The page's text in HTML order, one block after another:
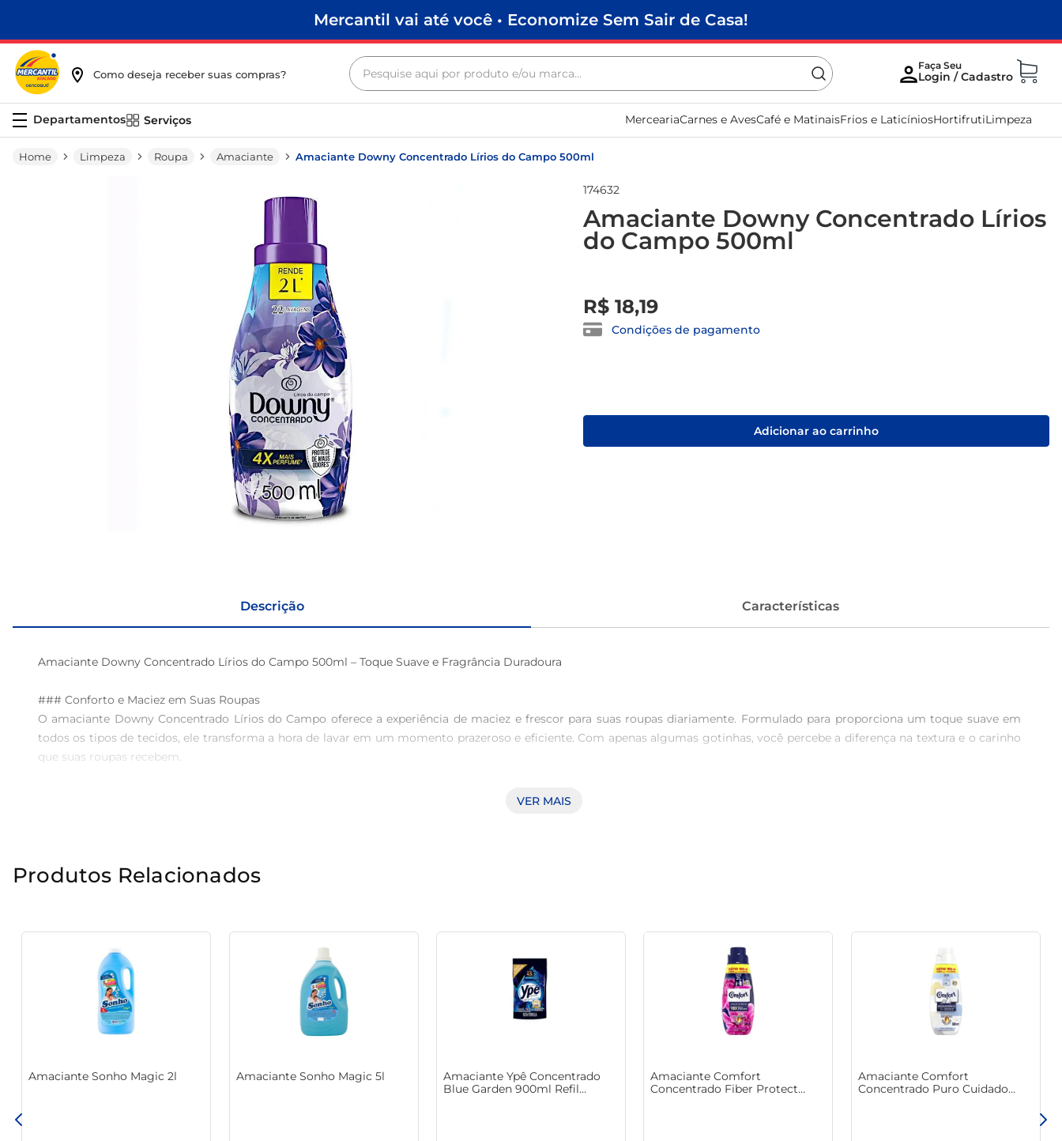
Mercantil vai até você • Economize Sem Sair de Casa!
Como deseja receber suas compras?
Pesquise aqui por produto e/ou marca...
Serviços MerceariaCarnes e AvesCafé e MatinaisFrios e LaticíniosHortifrutiLimpeza
Limpeza Roupa Amaciante Amaciante Downy Concentrado Lírios do Campo 500ml
174632
Amaciante Downy Concentrado Lírios
do Campo 500ml
R$ 18,19
Condições de pagamento
Adicionar ao carrinho
Descrição Características
Amaciante Downy Concentrado Lírios do Campo 500ml – Toque Suave e Fragrância Duradoura
### Conforto e Maciez em Suas Roupas
O amaciante Downy Concentrado Lírios do Campo oferece a experiência de maciez e frescor para suas roupas diariamente. Formulado para proporciona um toque suave em
todos os tipos de tecidos, ele transforma a hora de lavar em um momento prazeroso e eficiente. Com apenas algumas gotinhas, você percebe a diferença na textura e o carinho
que suas roupas recebem.
### Cuidados com os Tecidos
Além de promover a maciez, o produto também auxilia na conservação das fibras, proporcionando um cuidado especial para suas roupas. O uso regular do amaciante Downy
ajuda a manter suas peças em ótimo estado, evitando o desgaste e prolongando a vida útil dos tecidos.
adicionar Downy no seu ciclo de lavagem e perceba como suas roupas ficam mais suaves e com fragrância envolvente, tornando o dia a dia muito mais agradável.
VER MAIS
Produtos Relacionados
Amaciante Sonho Magic 2l Amaciante Sonho Magic 5l
Amaciante Ypê Concentrado
Blue Garden 900ml Refil
Amaciante Comfort
Concentrado Fiber Protect
Amaciante Comfort
Concentrado Puro Cuidado
frango